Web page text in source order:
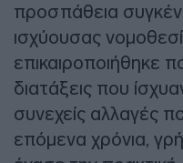
προσπάθεια
ισχύουσας
επικαιροποιήθηκε
διατάξεις που
συνεχείς αλλαγές
επόμενα χρόνια,